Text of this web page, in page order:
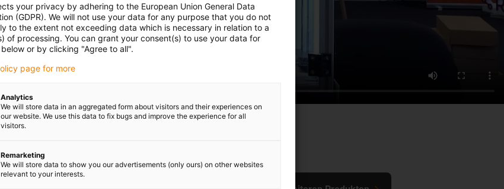
your privacy by adhering to the European Union General Data
(GDPR). We will not use your data for any purpose that you do not
to the extent not exceeding data which is necessary in relation to a
of processing. You can grant your consent(s) to use your data for
or by clicking "Agree to all".
page for more
Analytics
We will store data in an aggregated form about visitors and their experiences on
our website. We use this data to fix bugs and improve the experience for all
visitors.
Remarketing
We will store data to show you our advertisements (only ours) on other websites
relevant to your interests.